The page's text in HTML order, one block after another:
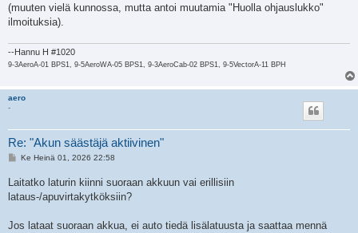
(muuten vielä kunnossa, mutta antoi muutamia "Huolla ohjauslukko"
ilmoituksia).
--Hannu H #1020
9-3AeroA-01 BPS1, 9-5AeroWA-05 BPS1, 9-3AeroCab-02 BPS1, 9-5VectorA-11 BPH
aero
-
Re: "Akun säästäjä aktiivinen"
V
s
t
Ke Heinä 01, 2026 22:58
Laitatko laturin kiinni suoraan akkuun vai erillisiin
lataus-/apuvirtakytköksiin?
Jos lataat suoraan akkua, ei auto tiedä lisälatuusta ja saattaa mennä